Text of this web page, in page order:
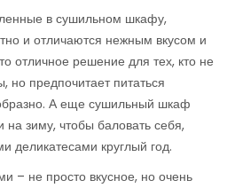
в сушильном шкафу,
и отличаются нежным вкусом и
отличное решение для тех, кто не
но предпочитает питаться
А еще сушильный шкаф
на зиму, чтобы баловать себя,
деликатесами круглый год.
– не просто вкусное, но очень